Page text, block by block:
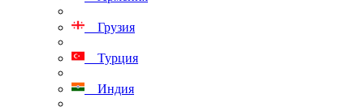
Грузия
Турция
Индия